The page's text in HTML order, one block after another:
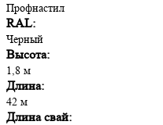
Профнастил
RAL:
Черный
Высота:
1,8 м
Длина:
42 м
Длина свай: